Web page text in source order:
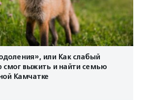
или Как слабый
смог выжить и найти семью
Камчатке